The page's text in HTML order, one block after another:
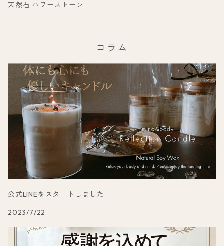
天然石 パワーストーン
コラム
公式LINEをスタートしました
2023/7/22